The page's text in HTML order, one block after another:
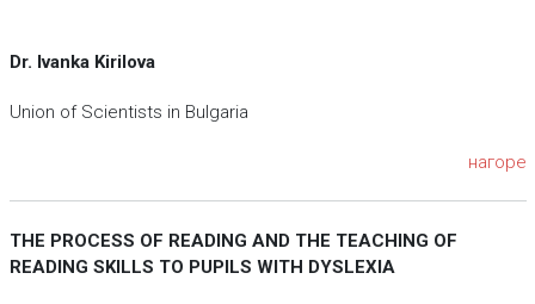
Dr. Ivanka Kirilova
Union of Scientists in Bulgaria
нагоре
THE PROCESS OF READING AND THE TEACHING OF
READING SKILLS TO PUPILS WITH DYSLEXIA